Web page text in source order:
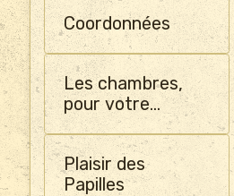
Coordonnées
Les chambres,
pour votre
confort, sont
climatisées
Plaisir des
Papilles